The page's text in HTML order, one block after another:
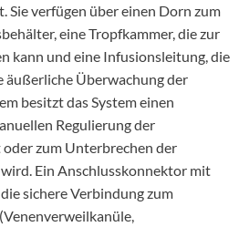
Sie verfügen über einen Dorn zum
eine Tropfkammer, die zur
kann und eine Infusionsleitung, die
äußerliche Überwachung der
besitzt das System einen
Regulierung der
zum Unterbrechen der
Ein Anschlusskonnektor mit
sichere Verbindung zum